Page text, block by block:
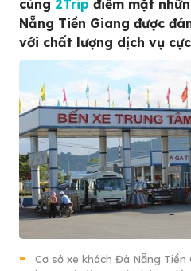
cùng 2Trip điểm mặt
Nẵng Tiền Giang được
với chất lượng dịch vụ
Cơ sở xe khách Đà Nẵng